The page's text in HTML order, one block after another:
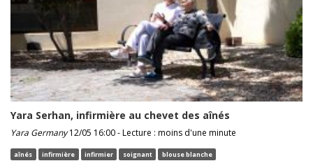
Yara Serhan, infirmière au chevet des aînés
Yara Germany12/05 16:00 - Lecture : moins d'une minute
aînés infirmière infirmier soignant blouse blanche